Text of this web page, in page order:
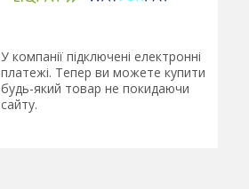
У компанії підключені електронні
платежі. Тепер ви можете купити
будь-який товар не покидаючи
сайту.